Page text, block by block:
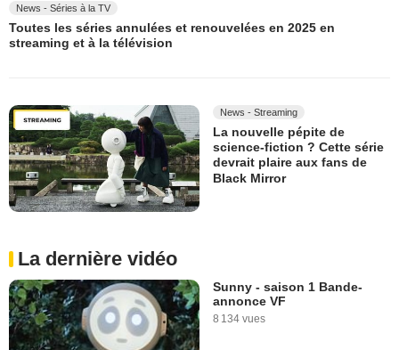
News - Séries à la TV
Toutes les séries annulées et renouvelées en 2025 en
streaming et à la télévision
News - Streaming
La nouvelle pépite de
science-fiction ? Cette série
devrait plaire aux fans de
Black Mirror
La dernière vidéo
Sunny - saison 1 Bande-
annonce VF
8 134 vues